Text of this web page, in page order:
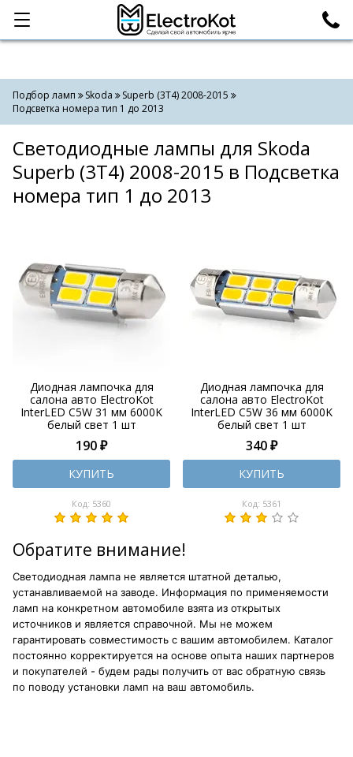
Категории Поиск
Подбор ламп Skoda
Superb (3T4) 2008-2015
Подсветка номера тип 1 до 2013
Светодиодные лампы для Skoda
Superb (3T4) 2008-2015 в Подсветка
номера тип 1 до 2013
Диодная лампочка для
салона авто ElectroKot
InterLED C5W 31 мм 6000K
белый свет 1 шт
190 ₽
КУПИТЬ
Код: 5360
Диодная лампочка для
салона авто ElectroKot
InterLED C5W 36 мм 6000K
белый свет 1 шт
340 ₽
КУПИТЬ
Код: 5361
Обратите внимание!
Светодиодная лампа не является штатной деталью,
устанавливаемой на заводе. Информация по применяемости
ламп на конкретном автомобиле взята из открытых
источников и является справочной. Мы не можем
гарантировать совместимость с вашим автомобилем. Каталог
постоянно корректируется на основе опыта наших партнеров
и покупателей - будем рады получить от вас обратную связь
по поводу установки ламп на ваш автомобиль.